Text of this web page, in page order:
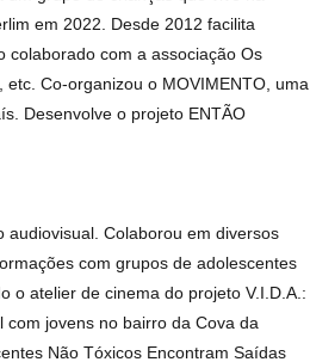
em 2022. Desde 2012 facilita
colaborado com a associação Os
Co-organizou o MOVIMENTO, uma
Desenvolve o projeto ENTÃO
Colaborou em diversos
com grupos de adolescentes
o atelier de cinema do projeto V.I.D.A.:
com jovens no bairro da Cova da
Não Tóxicos Encontram Saídas